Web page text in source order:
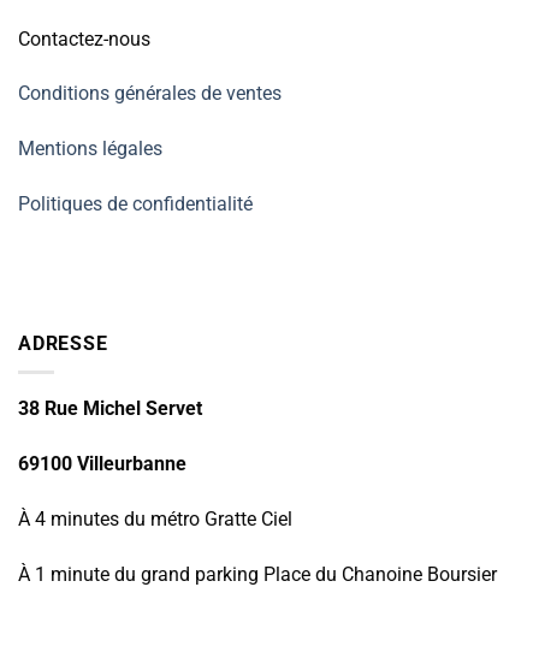
Contactez-nous
Conditions générales de ventes
Mentions légales
Politiques de confidentialité
ADRESSE
38 Rue Michel Servet
69100 Villeurbanne
À 4 minutes du métro Gratte Ciel
À 1 minute du grand parking Place du Chanoine Boursier